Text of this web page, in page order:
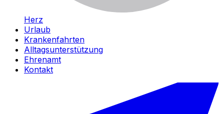
Herz
Urlaub
Krankenfahrten
Alltagsunterstützung
Ehrenamt
Kontakt